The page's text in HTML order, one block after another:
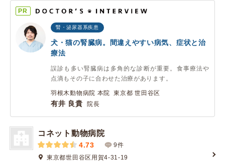
PR
腎・泌尿器系疾患
犬・猫の腎臓病。間違えやすい病気、症状と治
療法
誤診も多い腎臓病は多角的な診断が重要。食事療法や
点滴もその子に合わせた治療があります。
羽根木動物病院 本院 東京都 世田谷区
有井 良貴 院長
コネット動物病院
4.73
9件
東京都世田谷区用賀4-31-19